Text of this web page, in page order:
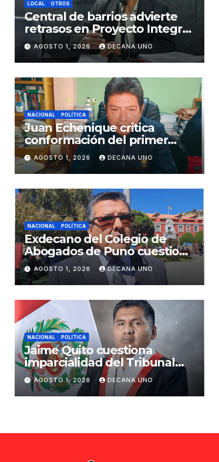
LOCAL OTROS
Central de barrios advierte
retrasos en Proyecto Integral
de Agua y Alcantarillado para
Juliaca
AGOSTO 1, 2026 DECANA UNO
NACIONAL POLÍTICA
Juan Echenique critica
conformación del primer
gabinete ministerial de Keiko
Fujimori
AGOSTO 1, 2026 DECANA UNO
NACIONAL POLÍTICA
Exdecano del Colegio de
Abogados de Puno cuestiona
propuestas sobre seguridad
ciudadana
AGOSTO 1, 2026 DECANA UNO
NACIONAL POLÍTICA
Jaime Quito cuestiona
imparcialidad del Tribunal
Constitucional tras liberación
de Ollanta Humala
AGOSTO 1, 2026 DECANA UNO